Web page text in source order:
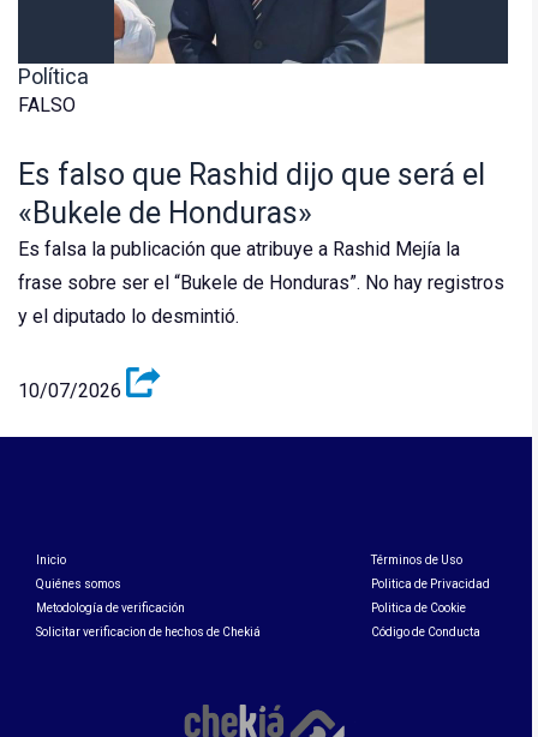
Política
FALSO
Es falso que Rashid dijo que será el
«Bukele de Honduras»
Es falsa la publicación que atribuye a Rashid Mejía la
frase sobre ser el “Bukele de Honduras”. No hay registros
y el diputado lo desmintió.
10/07/2026
Inicio
Quiénes somos
Metodología de verificación
Solicitar verificacion de hechos de Chekiá
Términos de Uso
Politica de Privacidad
Politica de Cookie
Código de Conducta